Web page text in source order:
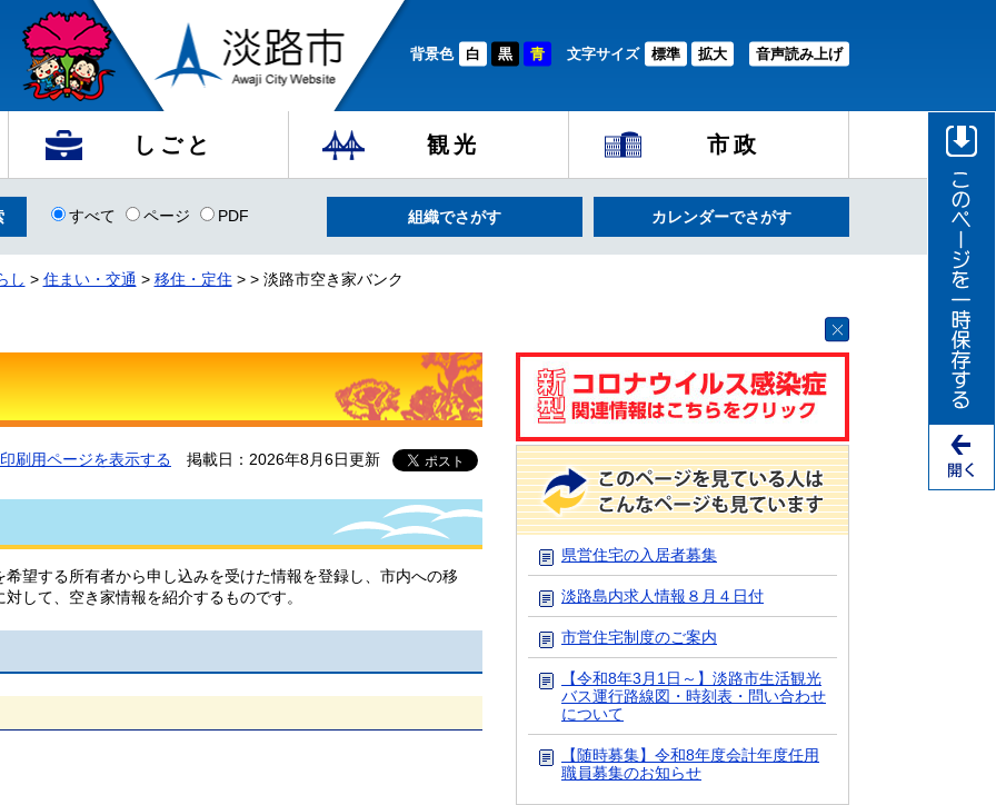
背景色 白 黒 青 文字サイズ 標準 拡大 音声読み上げ
しごと 観光 市政
すべて ページ PDF 組織でさがす カレンダーでさがす
し > 住まい・交通 > 移住・定住 > > 淡路市空き家バンク
印刷用ページを表示する 掲載日：2026年8月6日更新
望する所有者から申し込みを受けた情報を登録し、市内への移
して、空き家情報を紹介するものです。
県営住宅の入居者募集
淡路島内求人情報８月４日付
市営住宅制度のご案内
【令和8年3月1日～】淡路市生活観光
バス運行路線図・時刻表・問い合わせ
について
【随時募集】令和8年度会計年度任用
職員募集のお知らせ